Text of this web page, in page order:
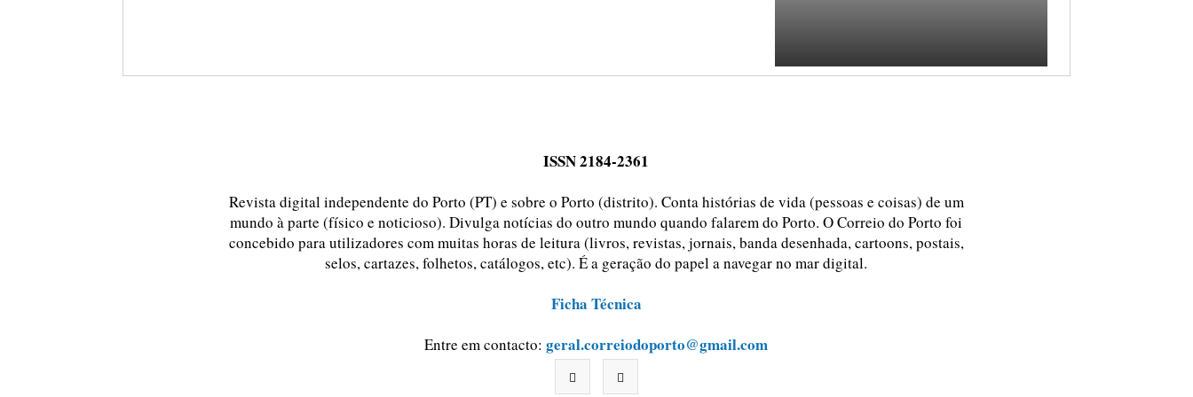
ISSN 2184-2361
Revista digital independente do Porto (PT) e sobre o Porto (distrito). Conta histórias de vida (pessoas e coisas) de um
mundo à parte (físico e noticioso). Divulga notícias do outro mundo quando falarem do Porto. O Correio do Porto foi
concebido para utilizadores com muitas horas de leitura (livros, revistas, jornais, banda desenhada, cartoons, postais,
selos, cartazes, folhetos, catálogos, etc). É a geração do papel a navegar no mar digital.
Ficha Técnica
Entre em contacto:geral.correiodoporto@gmail.com